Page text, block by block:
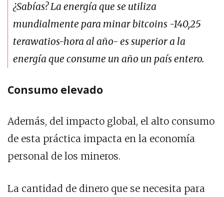
¿Sabías? La energía que se utiliza
mundialmente para minar bitcoins -140,25
terawatios-hora al año- es superior a la
energía que consume un año un país entero.
Consumo elevado
Además, del impacto global, el alto consumo
de esta práctica impacta en la economía
personal de los mineros.
La cantidad de dinero que se necesita para